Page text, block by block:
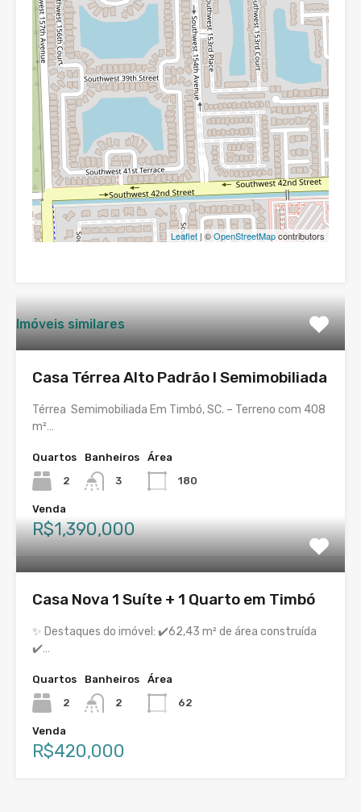
Leaflet | ©OpenStreetMapcontributors
Imóveis similares
Casa Térrea Alto Padrão I Semimobiliada
Térrea Semimobiliada Em Timbó, SC. – Terreno com 408
m²…
Quartos
2
Banheiros
3
Área
180
Venda
R$1,390,000
Casa Nova 1 Suíte + 1 Quarto em Timbó
✨ Destaques do imóvel: ✔️62,43 m² de área construída
✔️…
Quartos
2
Banheiros
2
Área
62
Venda
R$420,000